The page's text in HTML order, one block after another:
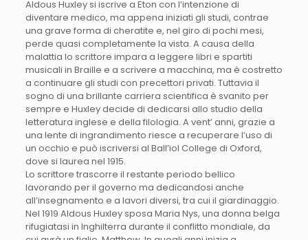
Aldous Huxley si iscrive a Eton con l’intenzione di
diventare medico, ma appena iniziati gli studi, contrae
una grave forma di cheratite e, nel giro di pochi mesi,
perde quasi completamente la vista. A causa della
malattia lo scrittore impara a leggere libri e spartiti
musicali in Braille e a scrivere a macchina, ma è costretto
a continuare gli studi con precettori privati. Tuttavia il
sogno di una brillante carriera scientifica è svanito per
sempre e Huxley decide di dedicarsi allo studio della
letteratura inglese e della filologia. A vent’ anni, grazie a
una lente di ingrandimento riesce a recuperare l’uso di
un occhio e può iscriversi al Ball’iol College di Oxford,
dove si laurea nel 1915.
Lo scrittore trascorre il restante periodo bellico
lavorando per il governo ma dedicandosi anche
all’insegnamento e a lavori diversi, tra cui il giardinaggio.
Nel 1919 Aldous Huxley sposa Maria Nys, una donna belga
rifugiatasi in Inghilterra durante il conflitto mondiale, da